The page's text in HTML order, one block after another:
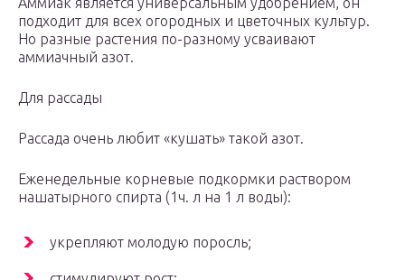
подходит для всех огородных и цветочных культур.
Но разные растения по-разному усваивают
аммиачный азот.
Для рассады
Рассада очень любит «кушать» такой азот.
Еженедельные корневые подкормки раствором
нашатырного спирта (1ч. л на 1 л воды):
укрепляют молодую поросль;